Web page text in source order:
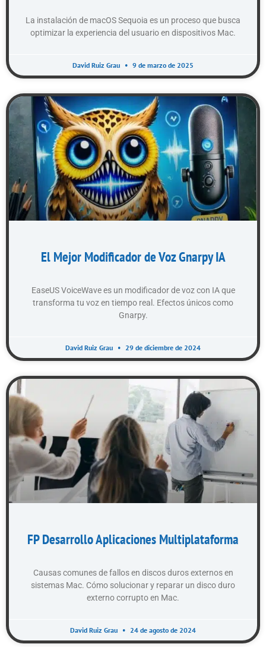
La instalación de macOS Sequoia es un proceso que busca
optimizar la experiencia del usuario en dispositivos Mac.
David Ruiz Grau 9 de marzo de 2025
El Mejor Modificador de Voz Gnarpy IA
EaseUS VoiceWave es un modificador de voz con IA que
transforma tu voz en tiempo real. Efectos únicos como
Gnarpy.
David Ruiz Grau 29 de diciembre de 2024
FP Desarrollo Aplicaciones Multiplataforma
Causas comunes de fallos en discos duros externos en
sistemas Mac. Cómo solucionar y reparar un disco duro
externo corrupto en Mac.
David Ruiz Grau 24 de agosto de 2024